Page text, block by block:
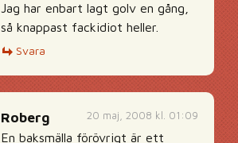
Jag har enbart lagt golv en gång,
så knappast fackidiot heller.
Svara
20 maj, 2008 kl. 01:09
Roberg
En baksmälla förövrigt är ett